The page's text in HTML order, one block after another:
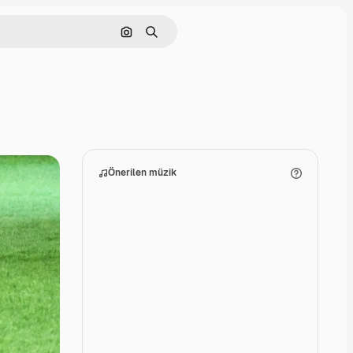
Görüntüyle ara
Aramak
Önerilen müzik